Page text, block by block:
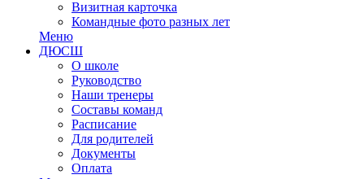
Визитная карточка
Командные фото разных лет
Меню
ДЮСШ
О школе
Руководство
Наши тренеры
Составы команд
Расписание
Для родителей
Документы
Оплата